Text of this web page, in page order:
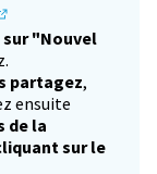
dans un
sur "Nouvel
partagez,
ensuite
de la
sur le